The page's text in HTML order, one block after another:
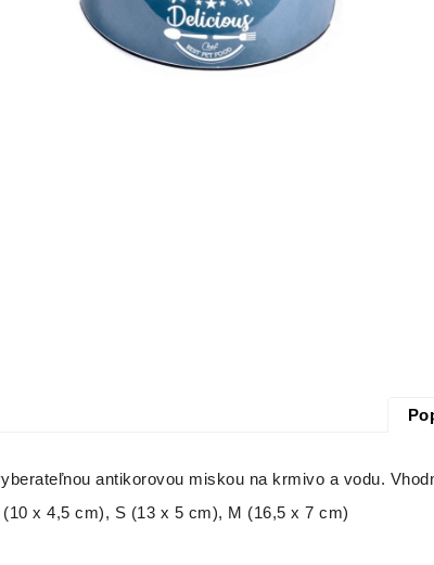
antikorovou miskou na krmivo a vodu.
x 4,5 cm), S (13 x 5 cm), M (16,5 x 7 cm)